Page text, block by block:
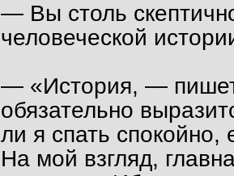
— Вы столь
человеческой
— «История, —
обязательно
ли я спать
На мой взгляд,